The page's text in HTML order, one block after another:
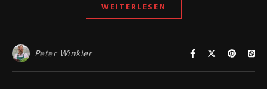
WEITERLESEN
Peter Winkler